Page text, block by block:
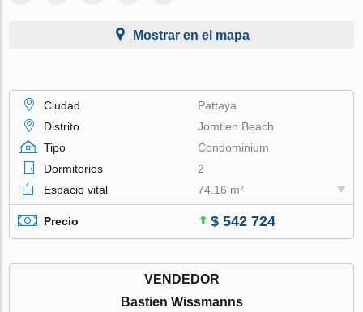
Mostrar en el mapa
Ciudad
Pattaya
Distrito
Jomtien Beach
Tipo
Condominium
Dormitorios
2
Espacio vital
74.16 m²
Precio $ 542 724
VENDEDOR
Bastien Wissmanns